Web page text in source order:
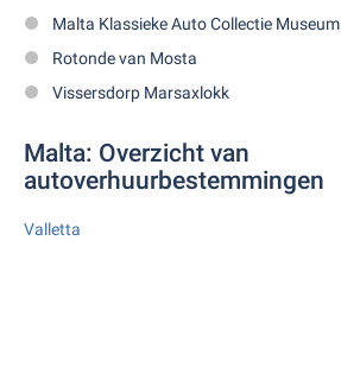
Malta Klassieke Auto Collectie Museum
Rotonde van Mosta
Vissersdorp Marsaxlokk
Malta: Overzicht van
autoverhuurbestemmingen
Valletta